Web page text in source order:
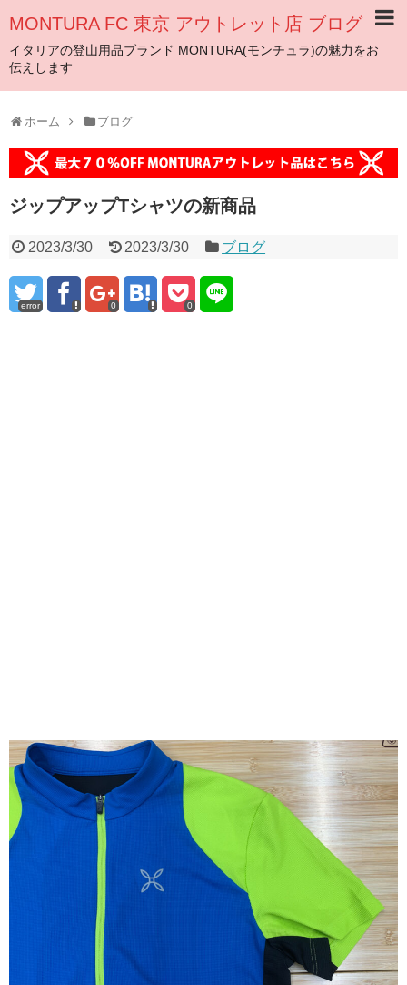
MONTURA FC 東京 アウトレット店 ブログ
イタリアの登山用品ブランド MONTURA(モンチュラ)の魅力をお
伝えします
ホーム ブログ
ジップアップTシャツの新商品
2023/3/30 2023/3/30 ブログ
error 0 0